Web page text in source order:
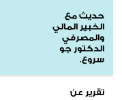
حديث مع
الخبير المالي
والمصرفي
الدكتور جو
سروع.
تقرير عن